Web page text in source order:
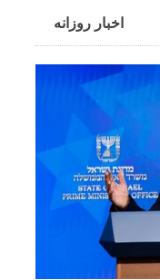
اخبار روزانه